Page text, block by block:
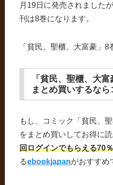
月19日に発売されました
刊は8巻になります。
「貧民、聖櫃、大富豪」8
「貧民、聖櫃、大
まとめ買いするなら
もし、コミック「貧民、
をまとめ買いしてお得に
回ログインでもらえる70
るebookjapanがおすすめ